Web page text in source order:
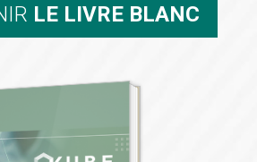
LE LIVRE BLANC